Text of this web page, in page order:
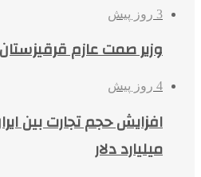
3 روز پیش
وزیر صمت عازم
4 روز پیش
میلیارد دلار